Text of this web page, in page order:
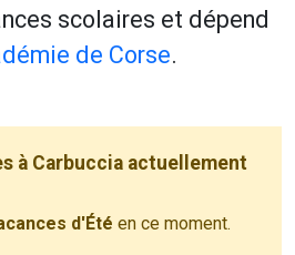
scolaires et dépend
de Corse.
à Carbuccia actuellement
d'Été en ce moment.